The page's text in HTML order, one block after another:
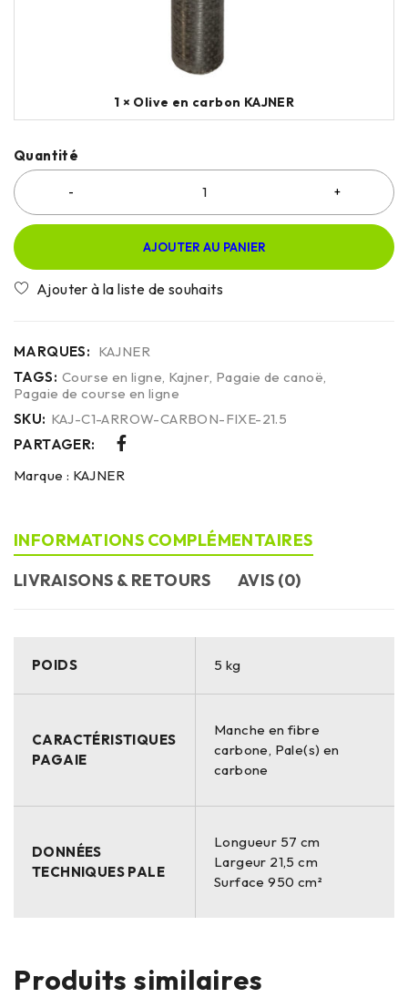
1 × Olive en carbon KAJNER
Quantité
AJOUTER AU PANIER
MARQUES: KAJNER
TAGS: Course en ligne Kajner Pagaie de canoë
Pagaie de course en ligne
SKU: KAJ-C1-ARROW-CARBON-FIXE-21.5
PARTAGER:
Marque : KAJNER
INFORMATIONS COMPLÉMENTAIRES
LIVRAISONS & RETOURS
AVIS (0)
POIDS 5 kg
CARACTÉRISTIQUES
PAGAIE
Manche en fibre
carbone, Pale(s) en
carbone
DONNÉES
TECHNIQUES PALE
Longueur 57 cm
Largeur 21,5 cm
Surface 950 cm²
Produits similaires